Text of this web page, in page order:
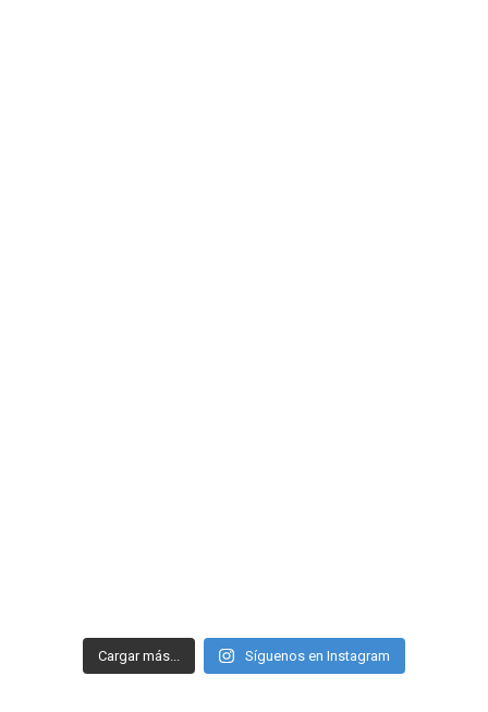
Cargar más... Síguenos en Instagram